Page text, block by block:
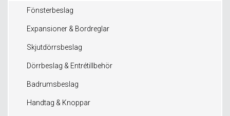
Fönsterbeslag
Expansioner & Bordreglar
Skjutdörrsbeslag
Dörrbeslag & Entrétillbehör
Badrumsbeslag
Handtag & Knoppar